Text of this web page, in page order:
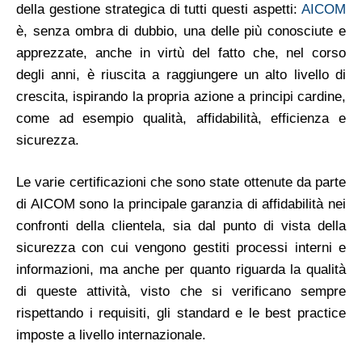
della gestione strategica di tutti questi aspetti: AICOM
è, senza ombra di dubbio, una delle più conosciute e
apprezzate, anche in virtù del fatto che, nel corso
degli anni, è riuscita a raggiungere un alto livello di
crescita, ispirando la propria azione a principi cardine,
come ad esempio qualità, affidabilità, efficienza e
sicurezza.
Le varie certificazioni che sono state ottenute da parte
di AICOM sono la principale garanzia di affidabilità nei
confronti della clientela, sia dal punto di vista della
sicurezza con cui vengono gestiti processi interni e
informazioni, ma anche per quanto riguarda la qualità
di queste attività, visto che si verificano sempre
rispettando i requisiti, gli standard e le best practice
imposte a livello internazionale.